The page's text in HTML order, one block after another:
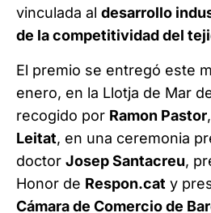
vinculada al desarrollo
de la competitividad del
El premio se entregó este
enero, en la Llotja de Mar
recogido por Ramon Pastor
Leitat, en una ceremonia
doctor Josep Santacreu,
Honor de Respon.cat y
Cámara de Comercio de